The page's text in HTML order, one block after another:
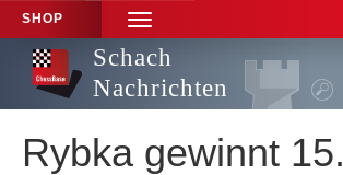
SHOP
TOGGLE
NAVIGATION
Schach
Nachrichten
Rybka gewinnt 15.